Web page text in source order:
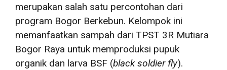
merupakan salah satu percontohan dari
program Bogor Berkebun. Kelompok ini
memanfaatkan sampah dari TPST 3R Mutiara
Bogor Raya untuk memproduksi pupuk
organik dan larva BSF (black soldier fly).